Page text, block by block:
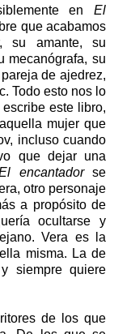
en El
que acabamos
su amante, su
mecanógrafa, su
de ajedrez,
Todo esto nos lo
este libro,
mujer que
incluso cuando
que dejar una
encantadorse
otro personaje
a propósito de
ocultarse y
Vera es la
misma. La de
siempre quiere
de los que